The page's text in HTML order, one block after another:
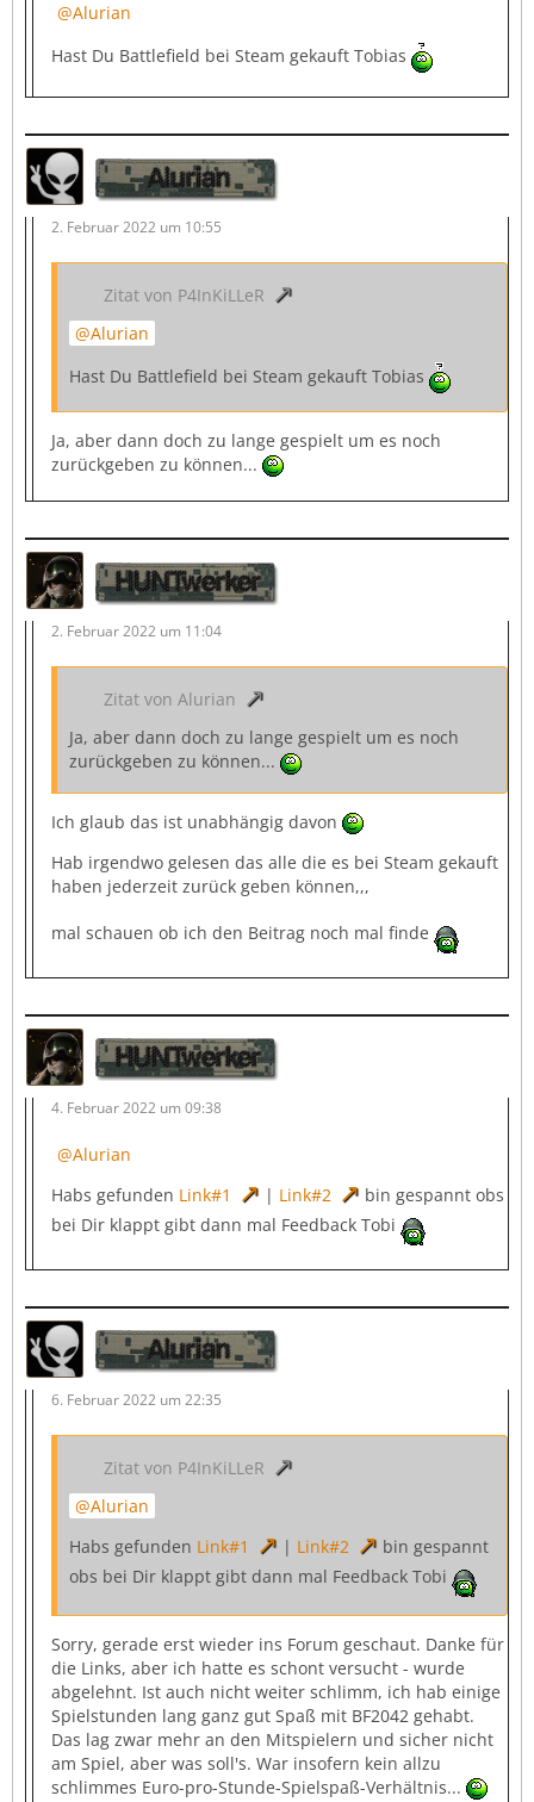
Alurian
Hast Du Battlefield bei Steam gekauft Tobias
Alurian
2. Februar 2022 um 10:55
Zitat von P4InKiLLeR
Alurian
Hast Du Battlefield bei Steam gekauft Tobias
Ja, aber dann doch zu lange gespielt um es noch
zurückgeben zu können...
HUNTwerker
2. Februar 2022 um 11:04
Zitat von Alurian
Ja, aber dann doch zu lange gespielt um es noch
zurückgeben zu können...
Ich glaub das ist unabhängig davon
Hab irgendwo gelesen das alle die es bei Steam gekauft
haben jederzeit zurück geben können,,,
mal schauen ob ich den Beitrag noch mal finde
HUNTwerker
4. Februar 2022 um 09:38
Alurian
Habs gefunden Link#1 | Link#2
bin gespannt obs
bei Dir klappt gibt dann mal Feedback Tobi
Alurian
6. Februar 2022 um 22:35
Zitat von P4InKiLLeR
Alurian
Habs gefunden Link#1 | Link#2
bin gespannt
obs bei Dir klappt gibt dann mal Feedback Tobi
Sorry, gerade erst wieder ins Forum geschaut. Danke für
die Links, aber ich hatte es schont versucht - wurde
abgelehnt. Ist auch nicht weiter schlimm, ich hab einige
Spielstunden lang ganz gut Spaß mit BF2042 gehabt.
Das lag zwar mehr an den Mitspielern und sicher nicht
am Spiel, aber was soll's. War insofern kein allzu
schlimmes Euro-pro-Stunde-Spielspaß-Verhältnis...